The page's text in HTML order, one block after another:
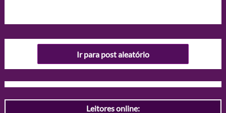
Ir para post aleatório
Leitores online: